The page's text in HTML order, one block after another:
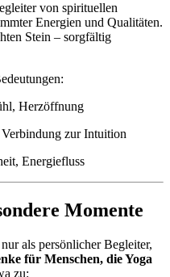
von spirituellen
Energien und Qualitäten.
Stein – sorgfältig
Herzöffnung
zur Intuition
Energiefluss
Momente
als persönlicher Begleiter,
für Menschen, die Yoga
zu: